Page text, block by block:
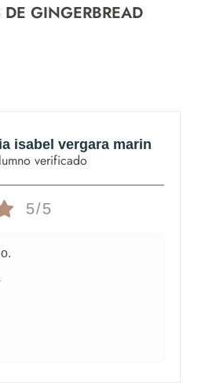
DE GINGERBREAD
isabel vergara marin
verificado
5/5